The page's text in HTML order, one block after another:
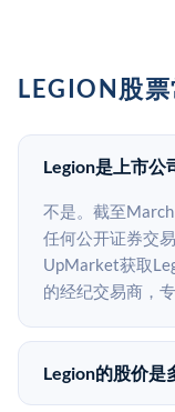
LEGION股
Legion是上市公
不是。截至
任何公开证券交
UpMarket获取
的经纪交易商，
Legion的股价是